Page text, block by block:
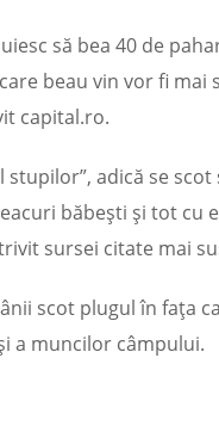
să bea 40 de
beau vin vor fi
capital.ro.
stupilor”, adică se
bă­beşti şi tot cu
sursei citate mai
scot plugul în faţa
a muncilor câm­pului.